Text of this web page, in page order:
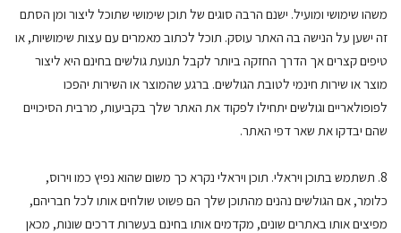
משהו שימושי ומועיל. ישנם הרבה סוגים של תוכן שימושי שתוכל ליצור ומן הסתם
זה ישען על הנישה בה האתר עוסק. תוכל לכתוב מאמרים עם עצות שימושיות, או
טיפים קצרים אך הדרך החזקה ביותר לקבל תנועת גולשים בחינם היא ליצור
מוצר או שירות חינמי לטובת הגולשים. ברגע שהמוצר או השירות יהפכו
לפופולאריים וגולשים יתחילו לפקוד את האתר שלך בקביעות, מרבית הסיכויים
שהם יבדקו את שאר דפי האתר.
8. תשתמש בתוכן ויראלי. תוכן ויראלי נקרא כך משום שהוא נפיץ כמו וירוס,
כלומר, אם הגולשים נהנים מהתוכן שלך הם פשוט שולחים אותו לכל חבריהם,
מפיצים אותו באתרים שונים, מקדמים אותו בחינם בעשרות דרכים שונות, מכאן